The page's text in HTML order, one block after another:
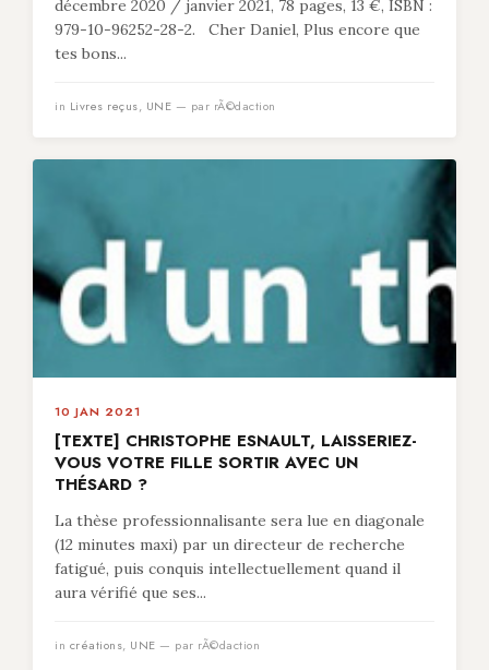
décembre 2020 / janvier 2021, 78 pages, 13 €, ISBN :
979-10-96252-28-2. Cher Daniel, Plus encore que
tes bons...
in Livres reçus, UNE — par rÃ©daction
10 JAN 2021
[TEXTE] CHRISTOPHE ESNAULT, LAISSERIEZ-
VOUS VOTRE FILLE SORTIR AVEC UN
THÉSARD ?
La thèse professionnalisante sera lue en diagonale
(12 minutes maxi) par un directeur de recherche
fatigué, puis conquis intellectuellement quand il
aura vérifié que ses...
in créations, UNE — par rÃ©daction